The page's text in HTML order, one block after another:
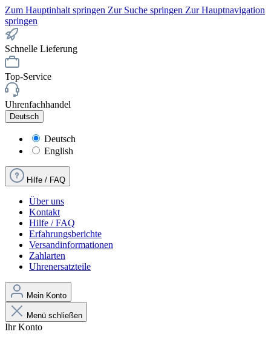
Zum Hauptinhalt springen Zur Suche springen Zur Hauptnavigation
springen
Schnelle Lieferung
Top-Service
Uhrenfachhandel
Deutsch
Deutsch
English
Hilfe / FAQ
Über uns
Kontakt
Hilfe / FAQ
Erfahrungsberichte
Versandinformationen
Zahlarten
Uhrenersatzteile
Mein Konto
Menü schließen
Ihr Konto